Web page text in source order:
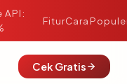
API:
FiturCara
Cek Gratis